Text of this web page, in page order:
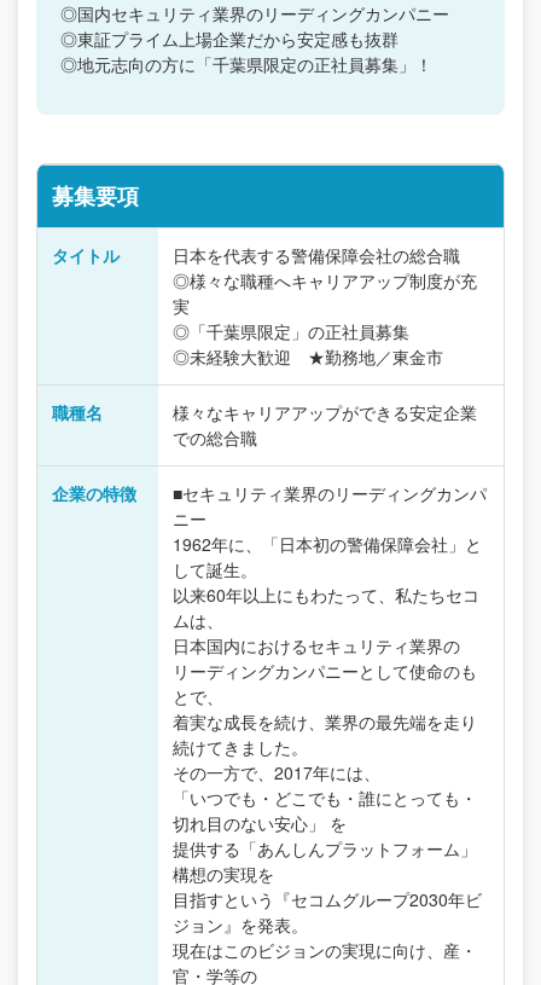
◎国内セキュリティ業界のリーディングカンパニー
◎東証プライム上場企業だから安定感も抜群
◎地元志向の方に「千葉県限定の正社員募集」！
募集要項
タイトル
日本を代表する警備保障会社の総合職
◎様々な職種へキャリアアップ制度が充
実
◎「千葉県限定」の正社員募集
◎未経験大歓迎 ★勤務地／東金市
職種名
様々なキャリアアップができる安定企業
での総合職
企業の特徴
■セキュリティ業界のリーディングカンパ
ニー
1962年に、「日本初の警備保障会社」と
して誕生。
以来60年以上にもわたって、私たちセコ
ムは、
日本国内におけるセキュリティ業界の
リーディングカンパニーとして使命のも
とで、
着実な成長を続け、業界の最先端を走り
続けてきました。
その一方で、2017年には、
「いつでも・どこでも・誰にとっても・
切れ目のない安心」 を
提供する「あんしんプラットフォーム」
構想の実現を
目指すという『セコムグループ2030年ビ
ジョン』を発表。
現在はこのビジョンの実現に向け、産・
官・学等の